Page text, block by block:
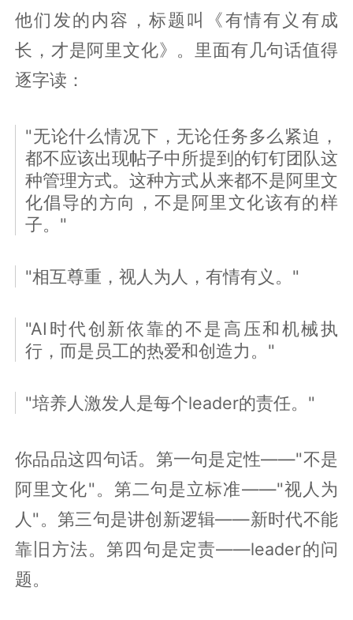
他们发的内容，标题叫《有情有义有成
长，才是阿里文化》。里面有几句话值得
逐字读：
"无论什么情况下，无论任务多么紧迫，
都不应该出现帖子中所提到的钉钉团队这
种管理方式。这种方式从来都不是阿里文
化倡导的方向，不是阿里文化该有的样
子。"
"相互尊重，视人为人，有情有义。"
"AI时代创新依靠的不是高压和机械执
行，而是员工的热爱和创造力。"
"培养人激发人是每个leader的责任。"
你品品这四句话。第一句是定性——"不是
阿里文化"。第二句是立标准——"视人为
人"。第三句是讲创新逻辑——新时代不能
靠旧方法。第四句是定责——leader的问
题。